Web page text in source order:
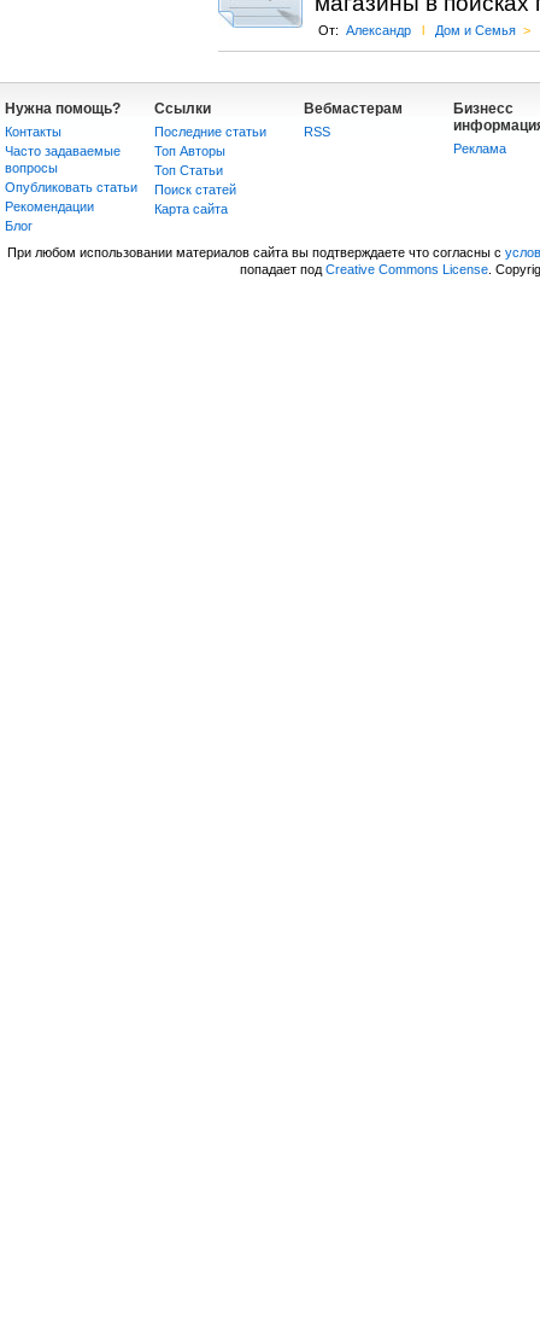
От: Александр l Дом и Семья >
Нужна помощь?
Контакты
Часто задаваемые
вопросы
Опубликовать статьи
Рекомендации
Блог
Ссылки
Последние статьи
Топ Авторы
Топ Статьи
Поиск статей
Карта сайта
Вебмастерам
RSS
Бизнесс
Реклама
При любом использовании материалов сайта вы подтверждаете что согласны с
попадает под Creative Commons License.